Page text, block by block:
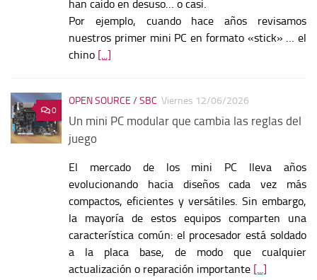
han caido en desuso… o casi.
Por ejemplo, cuando hace años revisamos
nuestros primer mini PC en formato «stick» … el
chino [...]
0
OPEN SOURCE / SBC Viernes 12/06/2026
Un mini PC modular que cambia las reglas del
juego
El mercado de los mini PC lleva años
evolucionando hacia diseños cada vez más
compactos, eficientes y versátiles. Sin embargo,
la mayoría de estos equipos comparten una
característica común: el procesador está soldado
a la placa base, de modo que cualquier
actualización o reparación importante [...]